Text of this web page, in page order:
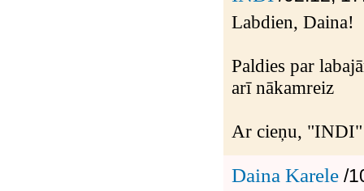
Labdien, Daina!
Paldies par
arī nākamreiz
Ar cieņu, "INDI"
Daina Karele /